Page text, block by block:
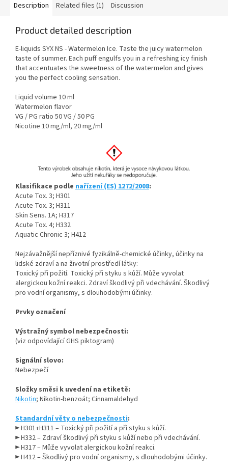
Description Related files (1) Discussion
Product detailed description
E-liquids SYX NS - Watermelon Ice. Taste the juicy watermelon
taste of summer. Each puff engulfs you in a refreshing icy finish
that accentuates the sweetness of the watermelon and gives
you the perfect cooling sensation.
Liquid volume 10 ml
Watermelon flavor
VG / PG ratio 50 VG / 50 PG
Nicotine 10 mg/ml, 20 mg/ml
Klasifikace podle nařízení (ES) 1272/2008:
Acute Tox. 3; H301
Acute Tox. 3; H311
Skin Sens. 1A; H317
Acute Tox. 4; H332
Aquatic Chronic 3; H412
Nejzávažnější nepříznivé fyzikálně-chemické účinky, účinky na
lidské zdraví a na životní prostředí látky:
Toxický při požití. Toxický při styku s kůží. Může vyvolat
alergickou kožní reakci. Zdraví škodlivý při vdechávání. Škodlivý
pro vodní organismy, s dlouhodobými účinky.
Prvky označení
Výstražný symbol nebezpečnosti:
(viz odpovídající GHS piktogram)
Signální slovo:
Nebezpečí
Složky směsi k uvedení na etiketě:
Nikotin; Nikotin-benzoát; Cinnamaldehyd
Standardní věty o nebezpečnosti:
► H301+H311 – Toxický při požití a při styku s kůží.
► H332 – Zdraví škodlivý při styku s kůží nebo při vdechávání.
► H317 – Může vyvolat alergickou kožní reakci.
► H412 – Škodlivý pro vodní organismy, s dlouhodobými účinky.